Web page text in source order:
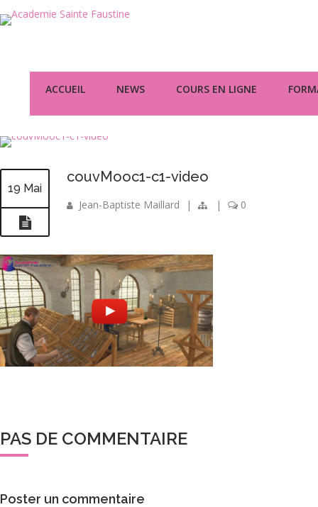
ACCUEIL NEWS COURS EN LIGNE
19 Mai
couvMooc1-c1-video
Jean-Baptiste Maillard | | 0
PAS DE COMMENTAIRE
Poster un commentaire